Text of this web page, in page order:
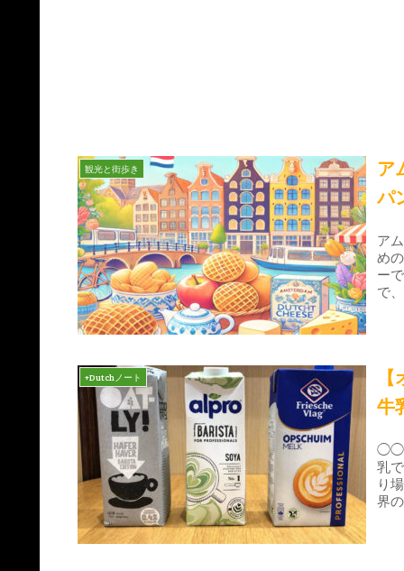
観光と街歩き
ア
パ
ア
め
ー
で
+Dutchノート
牛
◯◯
乳
り
界